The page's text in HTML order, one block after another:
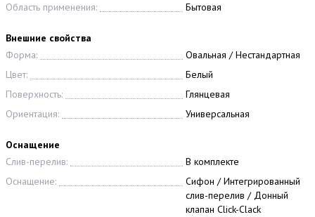
Область применения:
Бытовая
Внешние свойства
Форма:
Овальная / Нестандартная
Цвет:
Белый
Поверхность:
Глянцевая
Ориентация:
Универсальная
Оснащение
Слив-перелив:
В комплекте
Оснащение:
Сифон / Интегрированный
слив-перелив / Донный
клапан Click-Clack